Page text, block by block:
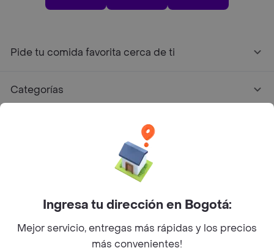
Pide tu comida favorita cerca de ti
Categorías
Facebook
Twitter
Instagram
©2026Rappi Inc. All rights reserved.
Ingresa tu dirección en Bogotá:
Mejor servicio, entregas más rápidas y los precios
más convenientes!